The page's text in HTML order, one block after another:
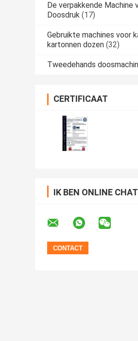
De verpakkende Machine
Doosdruk (17)
Gebruikte machines voor
kartonnen dozen (32)
Tweedehands
CERTIFICAAT
IK BEN ONLINE